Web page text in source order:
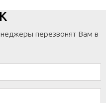
перезвонят Вам в